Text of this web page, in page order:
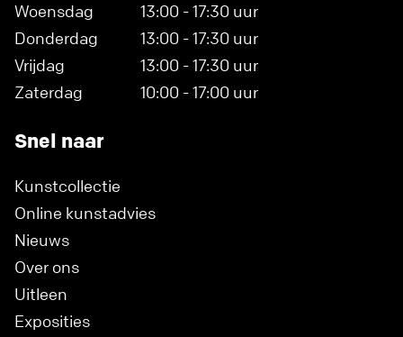
Woensdag
13:00 - 17:30 uur
Donderdag
13:00 - 17:30 uur
Vrijdag
13:00 - 17:30 uur
Zaterdag
10:00 - 17:00 uur
Snel naar
Kunstcollectie
Online kunstadvies
Nieuws
Over ons
Uitleen
Exposities